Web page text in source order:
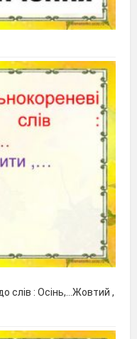
слів : Осінь,…Жовтий ,